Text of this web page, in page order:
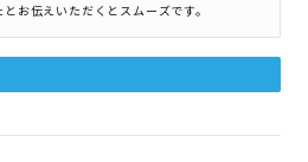
お伝えいただくとスムーズです。